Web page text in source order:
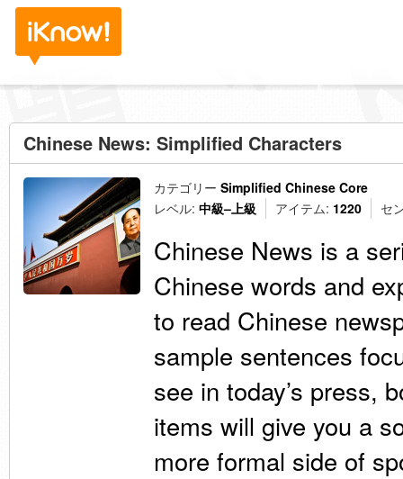
Chinese News: Simplified Characters
カテゴリー Simplified Chinese Core
レベル: 中級–上級 アイテム: 1220 セ
Chinese News is a
Chinese words and
to read Chinese
sample sentences
see in today’s press,
items will give you a
more formal side of